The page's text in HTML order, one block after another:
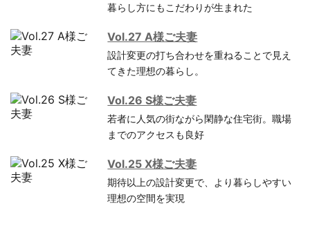
暮らし方にもこだわりが生まれた
Vol.27 A様ご夫妻
設計変更の打ち合わせを重ねることで見え
てきた理想の暮らし。
Vol.26 S様ご夫妻
若者に人気の街ながら閑静な住宅街。職場
までのアクセスも良好
Vol.25 X様ご夫妻
期待以上の設計変更で、より暮らしやすい
理想の空間を実現